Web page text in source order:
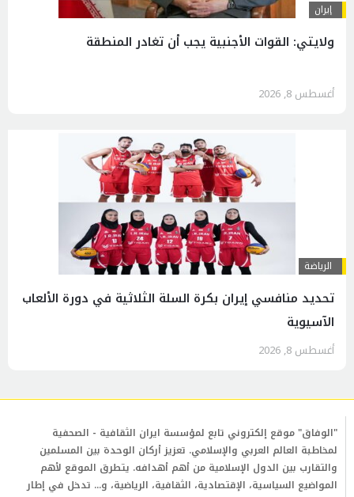
إيران
ولايتي: القوات الأجنبية يجب أن تغادر المنطقة
أغسطس 8, 2026
الرياضة
تحديد منافسي إيران بكرة السلة الثلاثية في دورة الألعاب
الآسيوية
أغسطس 8, 2026
"الوفاق" موقع إلكتروني تابع لمؤسسة ايران الثقافية - الصحفية
لمخاطبة العالم العربي والإسلامي. تعزيز أركان الوحدة بين المسلمين
والتقارب بين الدول الإسلامية من أهم أهدافه. يتطرق الموقع لأهم
المواضيع السياسية، الإقتصادية، الثقافية، الرياضية، و... تدخل في إطار